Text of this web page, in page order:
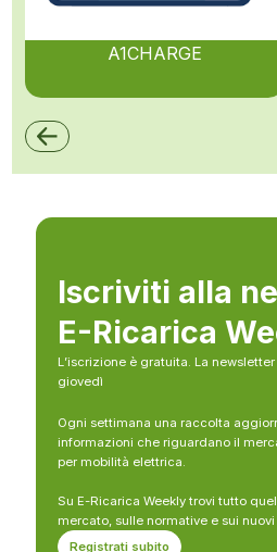
A1CHARGE
Iscriviti alla
E-Ricarica
L’iscrizione è gratuita. La
giovedì
Ogni settimana una raccolta
informazioni che riguardano il
per mobilità elettrica.
Su E-Ricarica Weekly trovi tutto
mercato, sulle normative e sui
Registrati subito